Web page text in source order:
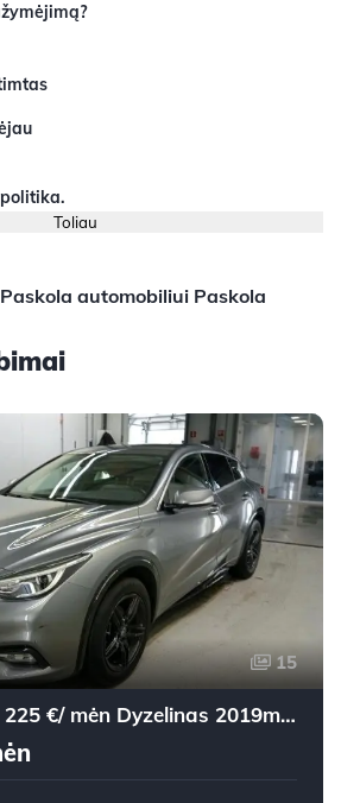
.
Paskola automobiliui Paskola
15
Infiniti Q30 nuo 225 €/ mėn Dyzelinas 2019m. Visureigis Mechaninė